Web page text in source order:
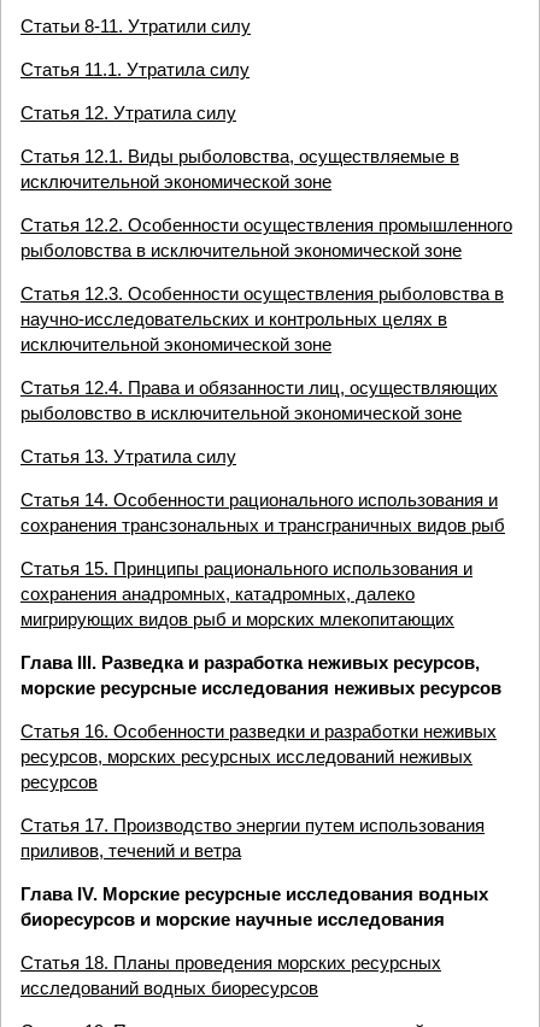
Статьи 8-11. Утратили силу
Статья 11.1. Утратила силу
Статья 12. Утратила силу
Статья 12.1. Виды рыболовства, осуществляемые в
исключительной экономической зоне
Статья 12.2. Особенности осуществления промышленного
рыболовства в исключительной экономической зоне
Статья 12.3. Особенности осуществления рыболовства в
научно-исследовательских и контрольных целях в
исключительной экономической зоне
Статья 12.4. Права и обязанности лиц, осуществляющих
рыболовство в исключительной экономической зоне
Статья 13. Утратила силу
Статья 14. Особенности рационального использования и
сохранения трансзональных и трансграничных видов рыб
Статья 15. Принципы рационального использования и
сохранения анадромных, катадромных, далеко
мигрирующих видов рыб и морских млекопитающих
Глава III. Разведка и разработка неживых ресурсов,
морские ресурсные исследования неживых ресурсов
Статья 16. Особенности разведки и разработки неживых
ресурсов, морских ресурсных исследований неживых
ресурсов
Статья 17. Производство энергии путем использования
приливов, течений и ветра
Глава IV. Морские ресурсные исследования водных
биоресурсов и морские научные исследования
Статья 18. Планы проведения морских ресурсных
исследований водных биоресурсов